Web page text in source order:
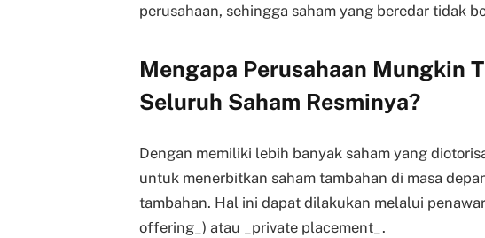
perusahaan, sehingga saham yang beredar tidak
Mengapa Perusahaan Mungkin
Seluruh Saham Resminya?
Dengan memiliki lebih banyak saham yang
untuk menerbitkan saham tambahan di masa
tambahan. Hal ini dapat dilakukan melalui
offering_) atau _private placement_.